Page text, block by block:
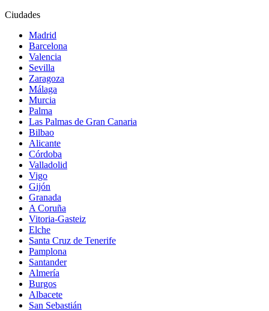
Ciudades
Madrid
Barcelona
Valencia
Sevilla
Zaragoza
Málaga
Murcia
Palma
Las Palmas de Gran Canaria
Bilbao
Alicante
Córdoba
Valladolid
Vigo
Gijón
Granada
A Coruña
Vitoria-Gasteiz
Elche
Santa Cruz de Tenerife
Pamplona
Santander
Almería
Burgos
Albacete
San Sebastián